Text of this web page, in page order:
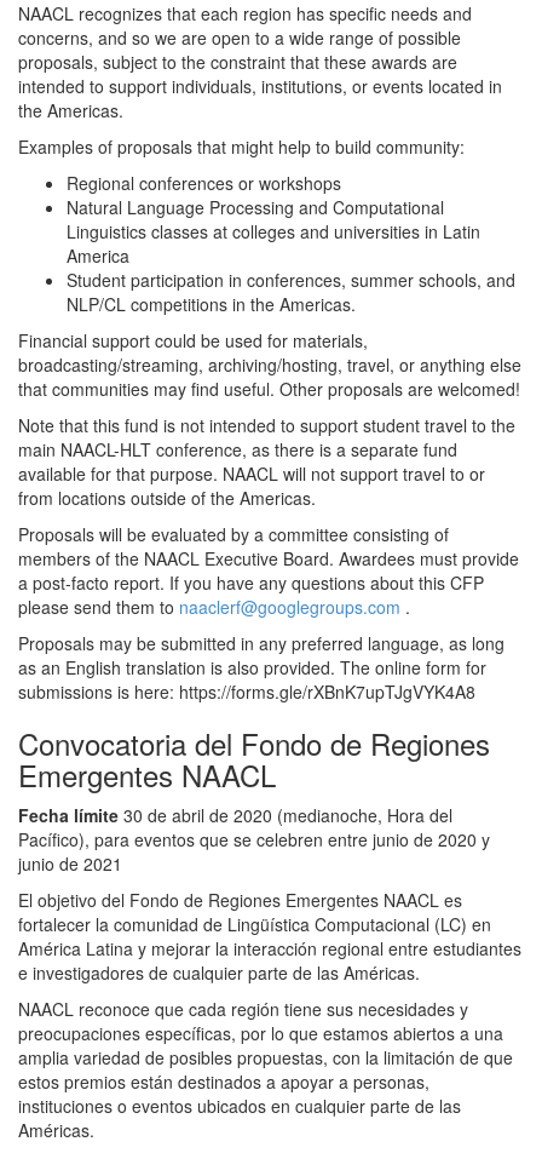
NAACL recognizes that each region has specific needs and
concerns, and so we are open to a wide range of possible
proposals, subject to the constraint that these awards are
intended to support individuals, institutions, or events located in
the Americas.
Examples of proposals that might help to build community:
Regional conferences or workshops
Natural Language Processing and Computational
Linguistics classes at colleges and universities in Latin
America
Student participation in conferences, summer schools, and
NLP/CL competitions in the Americas.
Financial support could be used for materials,
broadcasting/streaming, archiving/hosting, travel, or anything else
that communities may find useful. Other proposals are welcomed!
Note that this fund is not intended to support student travel to the
main NAACL-HLT conference, as there is a separate fund
available for that purpose. NAACL will not support travel to or
from locations outside of the Americas.
Proposals will be evaluated by a committee consisting of
members of the NAACL Executive Board. Awardees must provide
a post-facto report. If you have any questions about this CFP
please send them to naaclerf@googlegroups.com .
Proposals may be submitted in any preferred language, as long
as an English translation is also provided. The online form for
submissions is here: https://forms.gle/rXBnK7upTJgVYK4A8
Convocatoria del Fondo de Regiones
Emergentes NAACL
Fecha límite 30 de abril de 2020 (medianoche, Hora del
Pacífico), para eventos que se celebren entre junio de 2020 y
junio de 2021
El objetivo del Fondo de Regiones Emergentes NAACL es
fortalecer la comunidad de Lingüística Computacional (LC) en
América Latina y mejorar la interacción regional entre estudiantes
e investigadores de cualquier parte de las Américas.
NAACL reconoce que cada región tiene sus necesidades y
preocupaciones específicas, por lo que estamos abiertos a una
amplia variedad de posibles propuestas, con la limitación de que
estos premios están destinados a apoyar a personas,
instituciones o eventos ubicados en cualquier parte de las
Américas.